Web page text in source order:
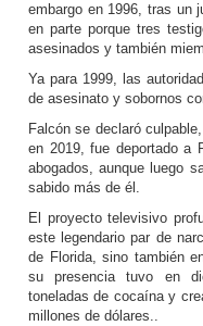
embargo en 1996, tras un
en parte porque tres
asesinados y también
Ya para 1999, las
de asesinato y sobornos
Falcón se declaró
en 2019, fue deportado a
abogados, aunque luego
sabido más de él.
El proyecto televisivo
este legendario par de
de Florida, sino también
su presencia tuvo en
toneladas de cocaína y
millones de dólares..